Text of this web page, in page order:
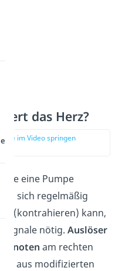
das Herz?
im Video springen
wie eine Pumpe
sich regelmäßig
(kontrahieren) kann,
Signale nötig. Auslöser
am rechten
aus modifizierten